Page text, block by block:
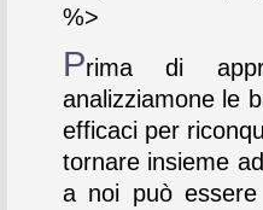
%>
Prima di
analizziamone le
efficaci per
tornare insieme
a noi può